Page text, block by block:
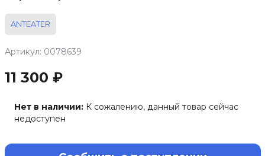
ANTEATER
Артикул: 0078639
11 300 ₽
Нет в наличии: К сожалению, данный товар сейчас
недоступен